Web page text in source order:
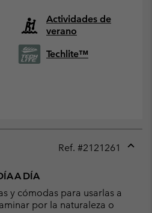
Actividades de
verano
Techlite™
Ref. #2121261
A DÍA
y cómodas para usarlas a
por la naturaleza o